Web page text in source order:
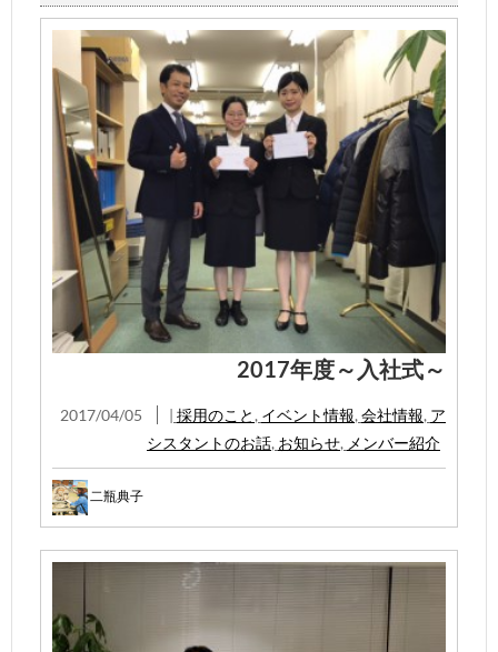
2017年度～入社式～
2017/04/05 | 採用のこと , イベント情報, 会社情報, ア
シスタントのお話, お知らせ, メンバー紹介
二瓶典子